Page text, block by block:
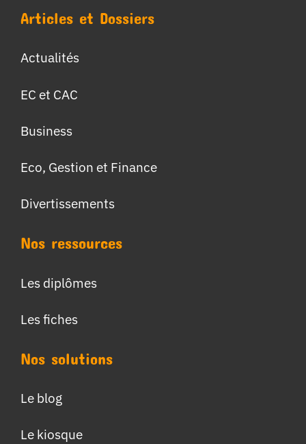
Articles et Dossiers
Actualités
EC et CAC
Business
Eco, Gestion et Finance
Divertissements
Nos ressources
Les diplômes
Les fiches
Nos solutions
Le blog
Le kiosque